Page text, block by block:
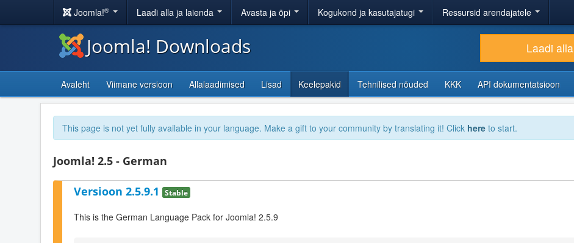
Joomla!® Laadi alla ja laienda Avasta ja õpi Kogukond ja kasutajatugi Ressursid arendajatele
Joomla! Downloads Laadi alla
Avaleht Viimane versioon Allalaadimised Lisad Keelepakid Tehnilised nõuded KKK API dokumentatsioon
This page is not yet fully available in your language. Make a gift to your community by translating it! Click here to start.
Joomla! 2.5 - German
Versioon 2.5.9.1 Stable
This is the German Language Pack for Joomla! 2.5.9